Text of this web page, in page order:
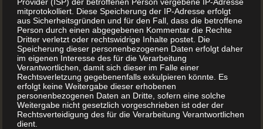
Kinderbuch als das wichtigste Buch überhaupt
bezeichnen – wer so früh beginnt, sich für gedruckte,
illustrierte und gebundene Geschichten zu
interessieren, wird Bücher fix in sein Leben integrieren.
Auch beim Buchdrucker.at stehen Kinderbücher an
oberster Stelle – ...
MEHR LESEN
mitprotokolliert. Diese Speicherung der IP-Adresse erfolgt
aus Sicherheitsgründen und für den Fall, dass die betroffene
Person durch einen abgegebenen Kommentar die Rechte
Dritter verletzt oder rechtswidrige Inhalte postet. Die
Speicherung dieser personenbezogenen Daten erfolgt daher
im eigenen Interesse des für die Verarbeitung
Verantwortlichen, damit sich dieser im Falle einer
Rechtsverletzung gegebenenfalls exkulpieren könnte. Es
erfolgt keine Weitergabe dieser erhobenen
personenbezogenen Daten an Dritte, sofern eine solche
Weitergabe nicht gesetzlich vorgeschrieben ist oder der
Rechtsverteidigung des für die Verarbeitung Verantwortlichen
dient.